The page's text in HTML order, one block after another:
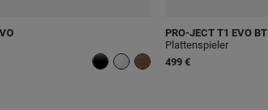
PRO-JECT T1 EVO BT
Plattenspieler
499 €